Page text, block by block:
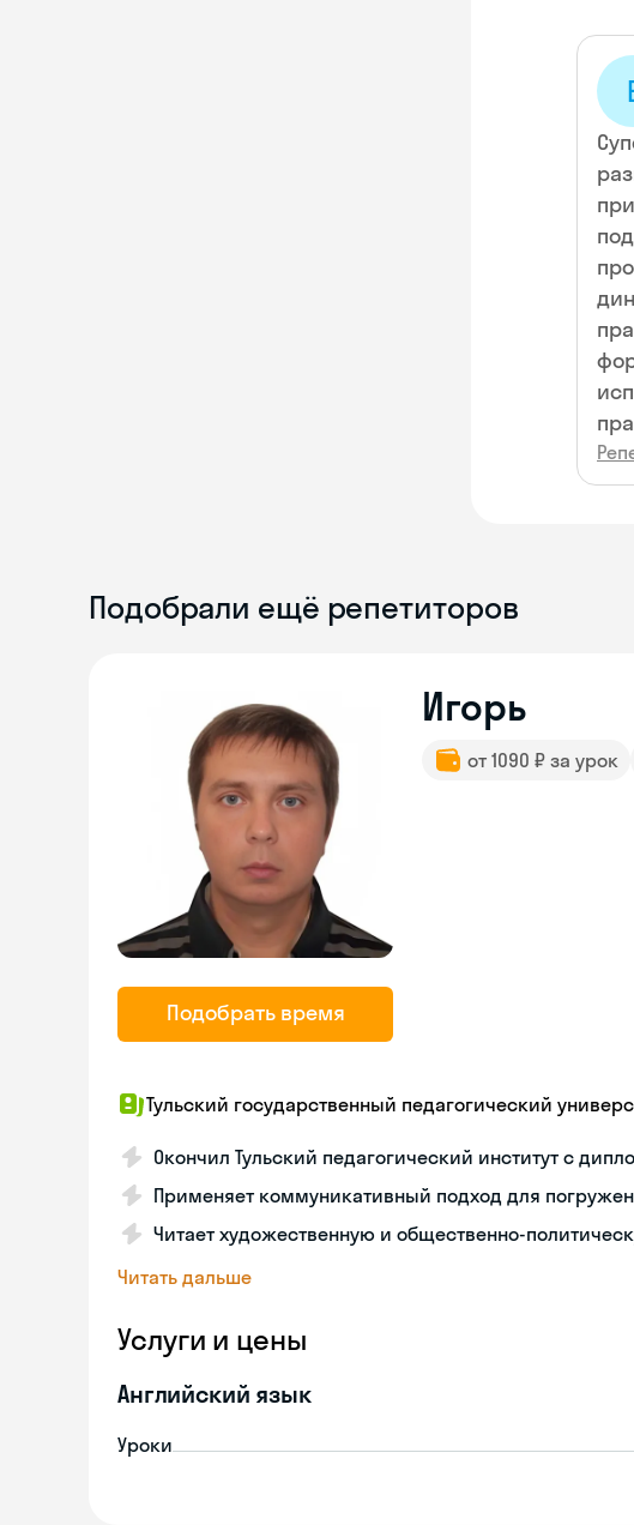
Подобрали ещё репетиторов
Подобрать время
Игорь
от 1090 ₽ за урок
Тульский государственный педагогический
Окончил Тульский педагогический институт с
Применяет коммуникативный подход для
Читает художественную и общественно-
Читать дальше
Услуги и цены
Английский язык
Уроки